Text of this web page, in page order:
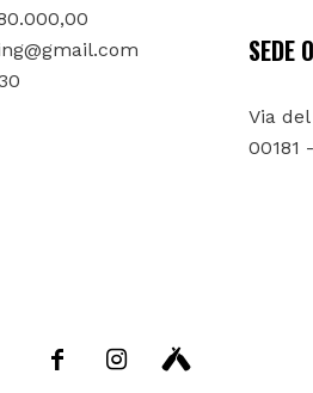
SEDE
Via
00181